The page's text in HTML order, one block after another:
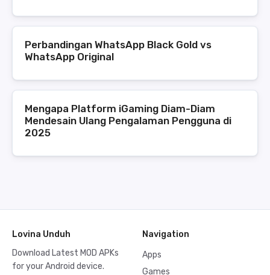
Perbandingan WhatsApp Black Gold vs
WhatsApp Original
Mengapa Platform iGaming Diam-Diam
Mendesain Ulang Pengalaman Pengguna di
2025
Lovina Unduh
Download Latest MOD APKs
for your Android device.
Navigation
Apps
Games